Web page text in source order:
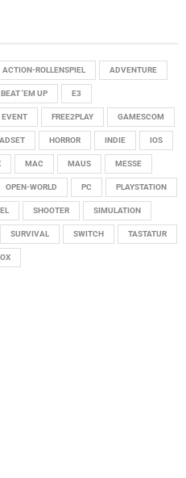
ACTION-ROLLENSPIEL ADVENTURE
BEAT 'EM UP E3
EVENT FREE2PLAY GAMESCOM
HORROR INDIE IOS
MAC MAUS MESSE
OPEN-WORLD PC PLAYSTATION
SHOOTER SIMULATION
SURVIVAL SWITCH TASTATUR